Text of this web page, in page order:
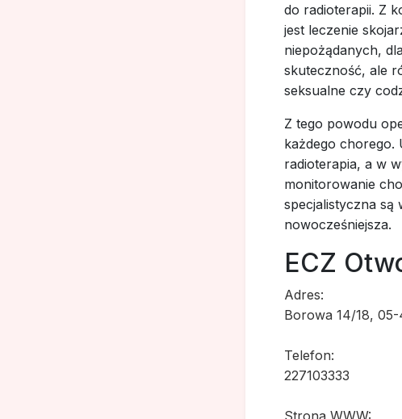
do radioterapii. Z
jest leczenie
niepożądanych,
skuteczność, ale
seksualne czy
Z tego powodu
każdego chorego.
radioterapia, a w
monitorowanie
specjalistyczna są
nowocześniejsza.
ECZ
Adres:
Borowa 14/18,
Telefon:
227103333
Strona WWW: